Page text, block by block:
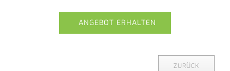
ANGEBOT ERHALTEN
ZURÜCK